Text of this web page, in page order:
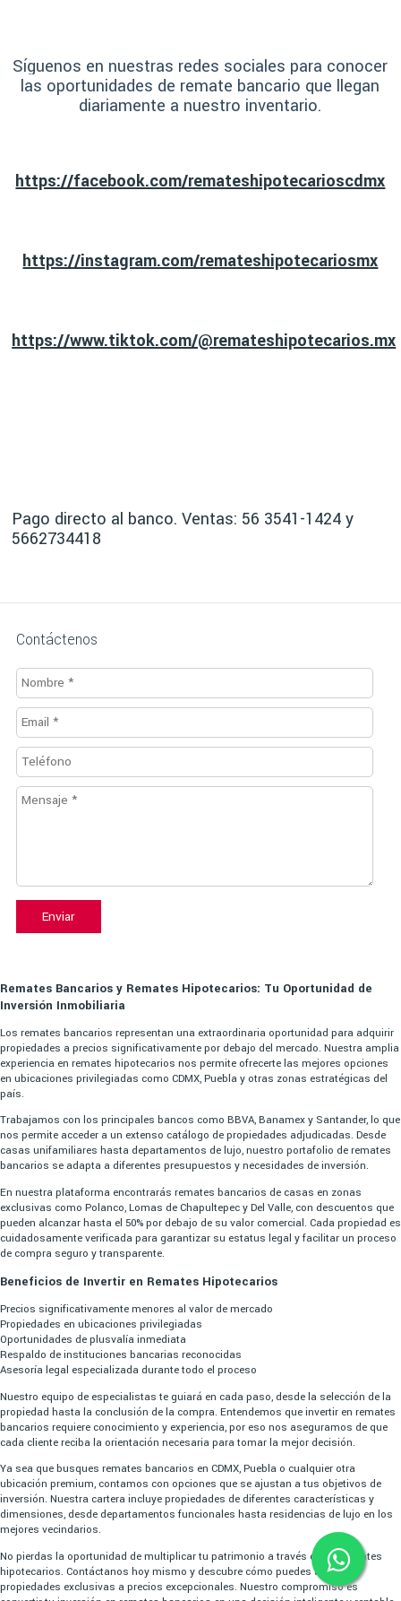
Síguenos en nuestras redes sociales para conocer
las oportunidades de remate bancario que llegan
diariamente a nuestro inventario.
https://facebook.com/remateshipotecarioscdmx
https://instagram.com/remateshipotecariosmx
https://www.tiktok.com/@remateshipotecarios.mx
Pago directo al banco. Ventas: 56 3541-1424 y
5662734418
Contáctenos
Enviar
Remates Bancarios y Remates Hipotecarios: Tu Oportunidad de
Inversión Inmobiliaria
Los remates bancarios representan una extraordinaria oportunidad para adquirir
propiedades a precios significativamente por debajo del mercado. Nuestra amplia
experiencia en remates hipotecarios nos permite ofrecerte las mejores opciones
en ubicaciones privilegiadas como CDMX, Puebla y otras zonas estratégicas del
país.
Trabajamos con los principales bancos como BBVA, Banamex y Santander, lo que
nos permite acceder a un extenso catálogo de propiedades adjudicadas. Desde
casas unifamiliares hasta departamentos de lujo, nuestro portafolio de remates
bancarios se adapta a diferentes presupuestos y necesidades de inversión.
En nuestra plataforma encontrarás remates bancarios de casas en zonas
exclusivas como Polanco, Lomas de Chapultepec y Del Valle, con descuentos que
pueden alcanzar hasta el 50% por debajo de su valor comercial. Cada propiedad es
cuidadosamente verificada para garantizar su estatus legal y facilitar un proceso
de compra seguro y transparente.
Beneficios de Invertir en Remates Hipotecarios
Precios significativamente menores al valor de mercado
Propiedades en ubicaciones privilegiadas
Oportunidades de plusvalía inmediata
Respaldo de instituciones bancarias reconocidas
Asesoría legal especializada durante todo el proceso
Nuestro equipo de especialistas te guiará en cada paso, desde la selección de la
propiedad hasta la conclusión de la compra. Entendemos que invertir en remates
bancarios requiere conocimiento y experiencia, por eso nos aseguramos de que
cada cliente reciba la orientación necesaria para tomar la mejor decisión.
Ya sea que busques remates bancarios en CDMX, Puebla o cualquier otra
ubicación premium, contamos con opciones que se ajustan a tus objetivos de
inversión. Nuestra cartera incluye propiedades de diferentes características y
dimensiones, desde departamentos funcionales hasta residencias de lujo en los
mejores vecindarios.
No pierdas la oportunidad de multiplicar tu patrimonio a través de los remates
hipotecarios. Contáctanos hoy mismo y descubre cómo puedes acceder a
propiedades exclusivas a precios excepcionales. Nuestro compromiso es